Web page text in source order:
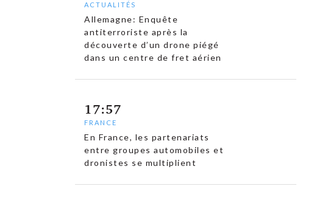
ACTUALITÉS
Allemagne: Enquête
antiterroriste après la
découverte d’un drone piégé
dans un centre de fret aérien
17:57
FRANCE
En France, les partenariats
entre groupes automobiles et
dronistes se multiplient